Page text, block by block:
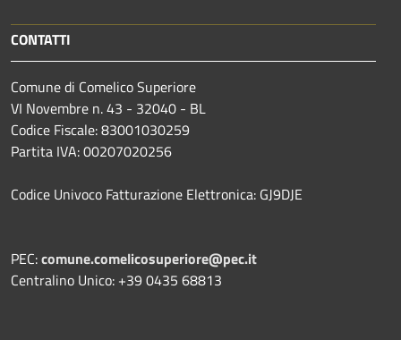
CONTATTI
Comune di Comelico Superiore
VI Novembre n. 43 - 32040 - BL
Codice Fiscale: 83001030259
Partita IVA: 00207020256
Codice Univoco Fatturazione Elettronica: GJ9DJE
PEC:comune.comelicosuperiore@pec.it
Centralino Unico: +39 0435 68813